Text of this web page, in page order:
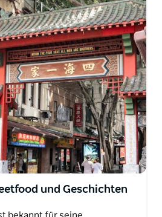
und Geschichten